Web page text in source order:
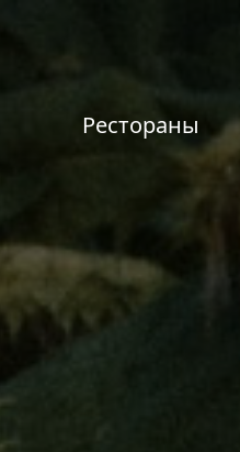
Рестораны